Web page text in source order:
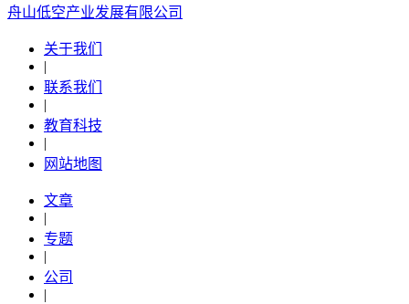
舟山低空产业发展有限公司
关于我们
|
联系我们
|
教育科技
|
网站地图
文章
|
专题
|
公司
|